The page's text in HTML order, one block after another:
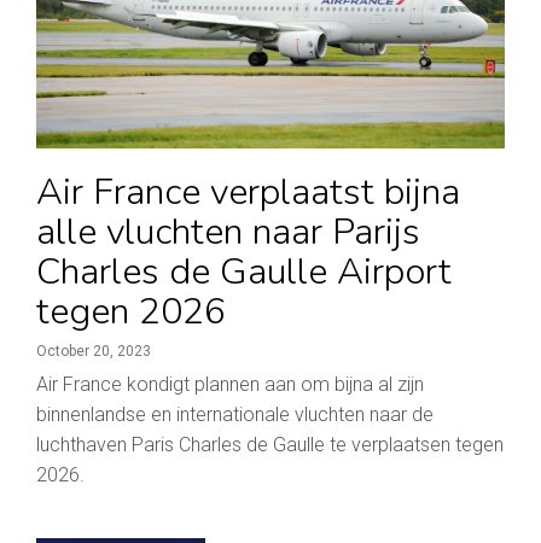
Air France verplaatst bijna
alle vluchten naar Parijs
Charles de Gaulle Airport
tegen 2026
October 20, 2023
Air France kondigt plannen aan om bijna al zijn
binnenlandse en internationale vluchten naar de
luchthaven Paris Charles de Gaulle te verplaatsen tegen
2026.